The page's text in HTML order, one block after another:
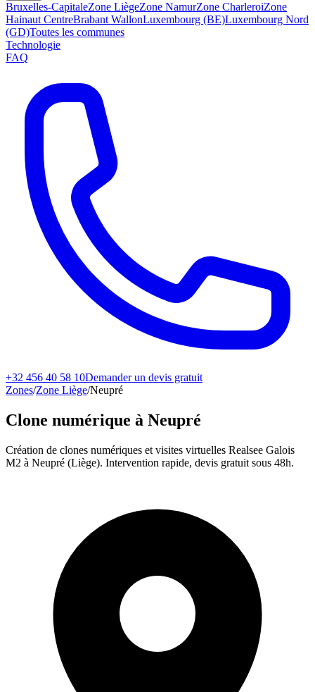
Bruxelles-CapitaleZone LiègeZone NamurZone CharleroiZone
Hainaut CentreBrabant WallonLuxembourg (BE)Luxembourg Nord
(GD)Toutes les communes
Technologie
FAQ
+32 456 40 58 10Demander un devis gratuit
Zones/Zone Liège/Neupré
Clone numérique à Neupré
Création de clones numériques et visites virtuelles Realsee Galois
M2 à Neupré (Liège). Intervention rapide, devis gratuit sous 48h.